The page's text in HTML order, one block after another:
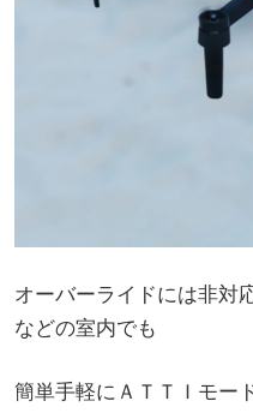
オーバーライドには非対
などの室内でも
簡単手軽にＡＴＴＩモー